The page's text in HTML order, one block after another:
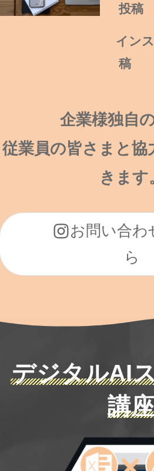
投稿
イン
稿
企業様独自
従業員の皆さまと協
きます
お問い合わ
ら
デジタルAI
講